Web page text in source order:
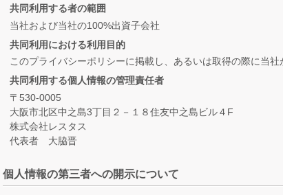
共同利用する者の範囲
当社および当社の100%出資子会社
共同利用における利用目的
このプライバシーポリシーに掲載し、あるいは取得の際に当
共同利用する個人情報の管理責任者
〒530-0005
大阪市北区中之島3丁目２－１８住友中之島ビル４F
株式会社レスタス
代表者 大脇晋
個人情報の第三者への開示について